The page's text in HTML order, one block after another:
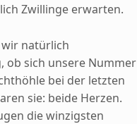
Zwillinge erwarten.
natürlich
ob sich unsere Nummer
bei der letzten
sie: beide Herzen.
die winzigsten